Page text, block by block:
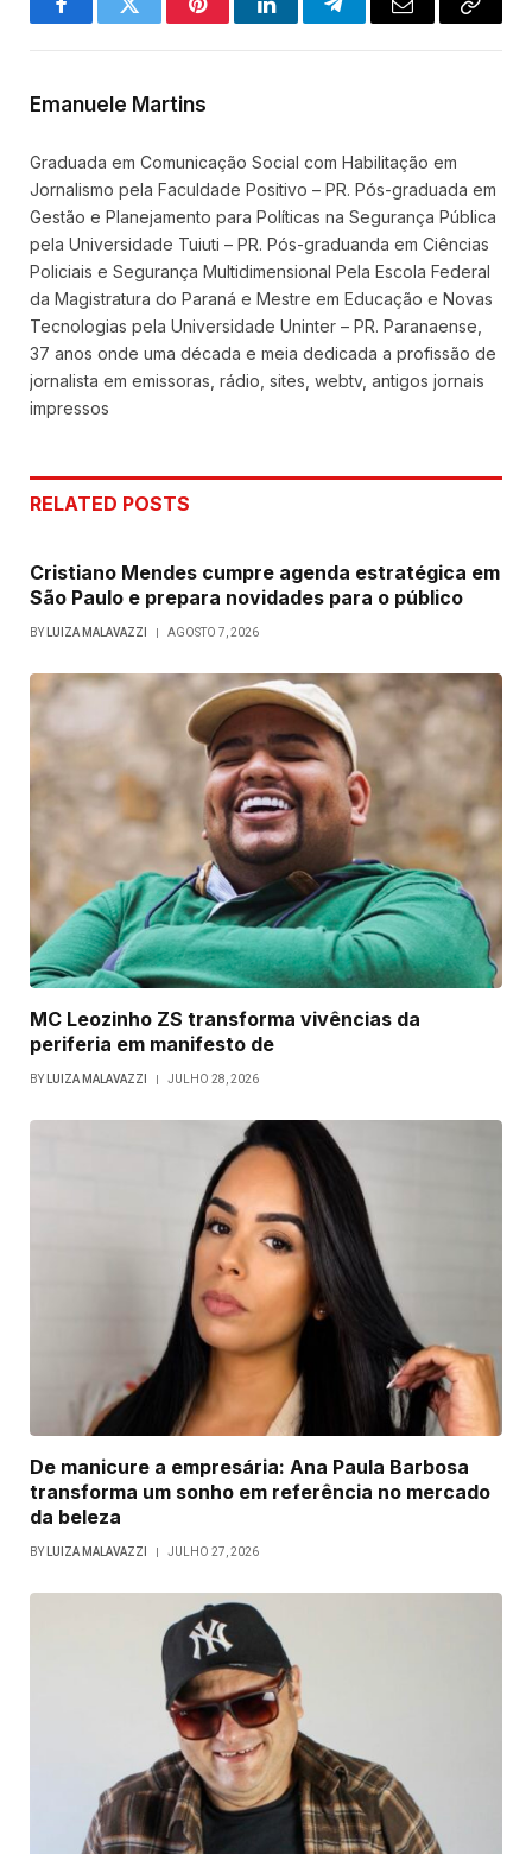
FacebookTwitter PinterestLinkedInTelegramEmail
Copy
Emanuele Martins
Graduada em Comunicação Social com Habilitação em
Jornalismo pela Faculdade Positivo – PR. Pós-graduada em
Gestão e Planejamento para Políticas na Segurança Pública
pela Universidade Tuiuti – PR. Pós-graduanda em Ciências
Policiais e Segurança Multidimensional Pela Escola Federal
da Magistratura do Paraná e Mestre em Educação e Novas
Tecnologias pela Universidade Uninter – PR. Paranaense,
37 anos onde uma década e meia dedicada a profissão de
jornalista em emissoras, rádio, sites, webtv, antigos jornais
impressos
RELATED POSTS
Cristiano Mendes cumpre agenda estratégica em
São Paulo e prepara novidades para o público
BY LUIZA MALAVAZZI AGOSTO 7, 2026
MC Leozinho ZS transforma vivências da
periferia em manifesto de
BY LUIZA MALAVAZZI JULHO 28, 2026
De manicure a empresária: Ana Paula Barbosa
transforma um sonho em referência no mercado
da beleza
BY LUIZA MALAVAZZI JULHO 27, 2026